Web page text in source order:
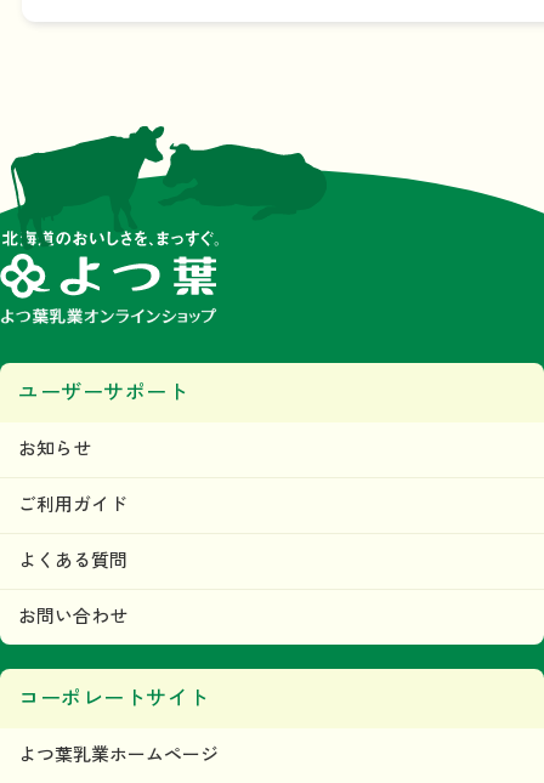
ユーザーサポート
お知らせ
ご利用ガイド
よくある質問
お問い合わせ
コーポレートサイト
よつ葉乳業ホームページ